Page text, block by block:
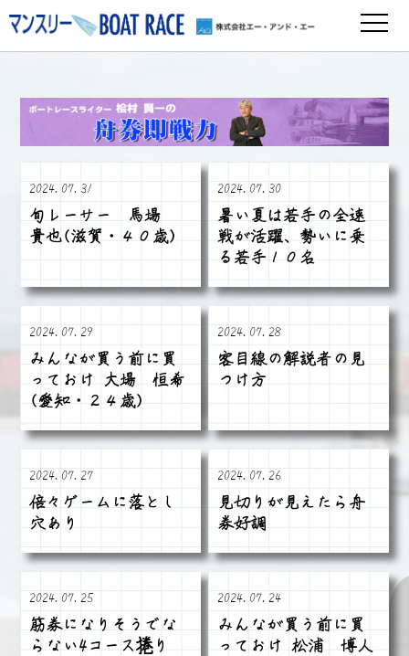
2024.07.31
旬レーサー 馬場
貴也(滋賀・４０歳)
2024.07.30
暑い夏は若手の全速
戦が活躍、勢いに乗
る若手１０名
2024.07.29
みんなが買う前に買
っておけ 大場 恒希
(愛知・２４歳)
2024.07.28
客目線の解説者の見
つけ方
2024.07.27
倍々ゲームに落とし
穴あり
2024.07.26
見切りが見えたら舟
券好調
2024.07.25
筋券になりそうでな
らない4コース捲り
2024.07.24
みんなが買う前に買
っておけ 松浦 博人